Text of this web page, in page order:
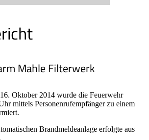
Mahle Filterwerk
Oktober 2014 wurde die Feuerwehr
mittels Personenrufempfänger zu einem
Brandmeldeanlage erfolgte aus